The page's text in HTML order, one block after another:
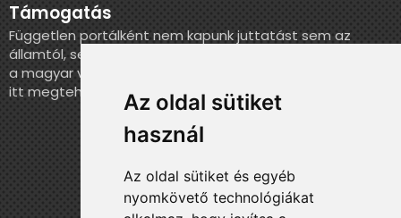
Az oldal sütiket
használ
Az oldal sütiket és egyéb
nyomkövető technológiákat
Támogatás
Független portálként nem kapunk juttatást sem az
államtól, sem más szervezettől. Ha szeretnél segíteni
a magyar válogatott történelmének feldolgozásában,
itt megteheted.